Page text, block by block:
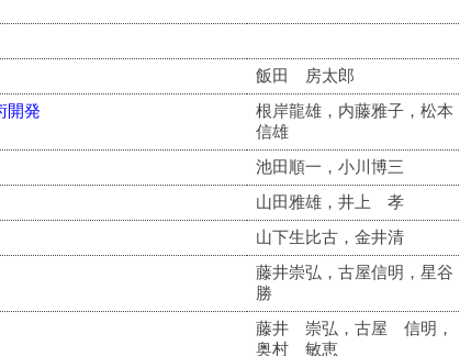
飯田 房太郎
開発
根岸龍雄，内藤雅子，松本
信雄
池田順一，小川博三
山田雅雄，井上 孝
山下生比古，金井清
藤井崇弘，古屋信明，星谷
勝
藤井 崇弘，古屋 信明，
奥村 敏恵